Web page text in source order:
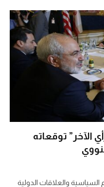
الآخر” توقعاته
والعلاقات الدولية